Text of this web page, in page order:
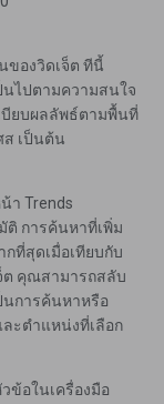
ของวิดเจ็ต ทีนี้
นไปตามความสนใจ
บียบผลลัพธ์ตามพื้นที่
ส เป็นต้น
า Trends
ติ การค้นหาที่เพิ่ม
ที่สุดเมื่อเทียบกับ
ต คุณสามารถสลับ
นการค้นหาหรือ
ะตำแหน่งที่เลือก
ข้อในเครื่องมือ